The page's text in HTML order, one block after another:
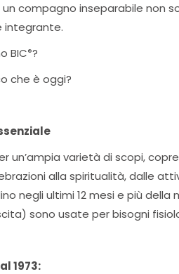
compagno inseparabile non
integrante.
BIC®?
che è oggi?
un’ampia varietà di scopi,
alla spiritualità, dalle
negli ultimi 12 mesi e più
sono usate per bisogni
1973: